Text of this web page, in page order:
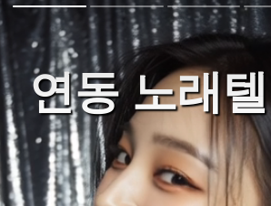
연동 노래텔